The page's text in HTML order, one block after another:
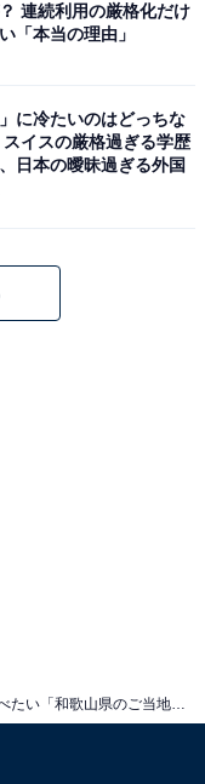
連続利用の厳格化だけ
「本当の理由」
」に冷たいのはどっちな
イスの厳格過ぎる学歴
日本の曖昧過ぎる外国